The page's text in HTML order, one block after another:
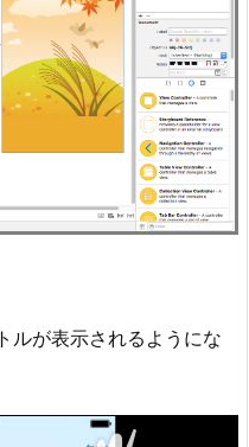
ルが表示されるようにな